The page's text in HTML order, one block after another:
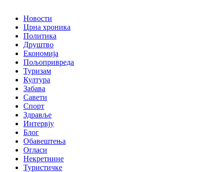
Новости
Црна хроника
Политика
Друштво
Економија
Пољопривреда
Туризам
Култура
Забава
Савети
Спорт
Здравље
Интервју
Блог
Обавештења
Огласи
Некретнине
Туристичке